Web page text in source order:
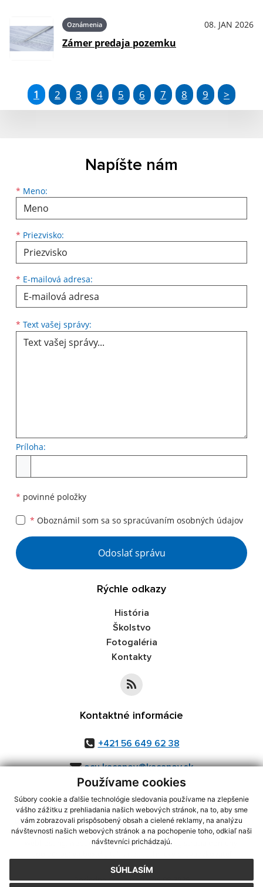
Používame cookies
Súbory cookie a ďalšie technológie sledovania používame na zlepšenie
vášho zážitku z prehliadania našich webových stránok, na to, aby sme
vám zobrazovali prispôsobený obsah a cielené reklamy, na analýzu
návštevnosti našich webových stránok a na pochopenie toho, odkiaľ naši
návštevníci prichádzajú.
SÚHLASÍM
Oznámenia 08. JAN 2026
Zámer predaja pozemku
1 2 3 4 5 6 7 8 9 >
Napíšte nám
* Meno:
Meno
* Priezvisko:
Priezvisko
* E-mailová adresa:
E-mailová adresa
* Text vašej správy:
Príloha:
* povinné položky
* Oboznámil som sa so spracúvaním osobných údajov
Google reCaptcha Response
Odoslať správu
Rýchle odkazy
História
Školstvo
Fotogaléria
Kontakty
Kontaktné informácie
+421 56 649 62 38
ocu.kacanov@kacanov.sk
využite možnosť získavania aktuálnych informácií s využitím RSS
CMS systém (redakčný) systém ECHELON 2,Mapa stránok,web portál
webex.digital, s.r.o.,domény,registrácia domény
Posledná aktualizácia:06.08.2026